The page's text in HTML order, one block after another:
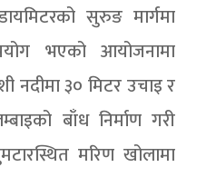
सुरुङ मार्गमा
भएको आयोजनामा
नदीमा ३० मिटर उचाइ र
बाँध निर्माण गरी
मरिण खोलामा